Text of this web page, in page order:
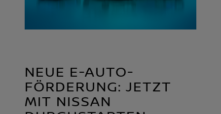
NEUE E-AUTO-
FÖRDERUNG: JETZT
MIT NISSAN